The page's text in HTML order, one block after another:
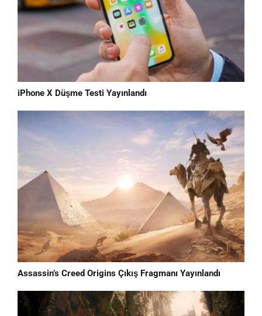
iPhone X Düşme Testi Yayınlandı
Assassin’s Creed Origins Çıkış Fragmanı Yayınlandı